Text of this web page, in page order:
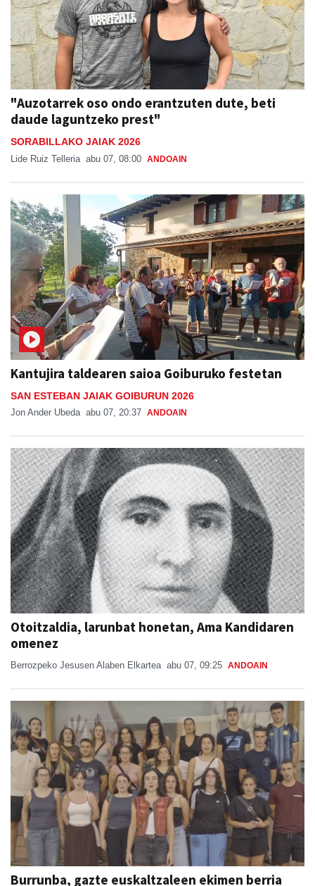
"Auzotarrek oso ondo erantzuten dute, beti
daude laguntzeko prest"
SORABILLAKO JAIAK 2026
Lide Ruiz Telleria abu 07, 08:00
Kantujira taldearen saioa Goiburuko festetan
Jon Ander Ubeda
Otoitzaldia, larunbat honetan, Ama Kandidaren
omenez
Berrozpeko Jesusen Alaben Elkartea abu 07, 09:25
Burrunba, gazte euskaltzaleen ekimen berria
Beterri-Buruntzan